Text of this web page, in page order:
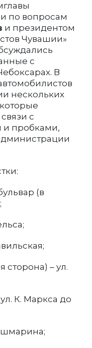
по вопросам
и президентом
Чувашии»
с
В
нескольких
с
пробками,
(в
сторона) – ул.
К. Маркса до